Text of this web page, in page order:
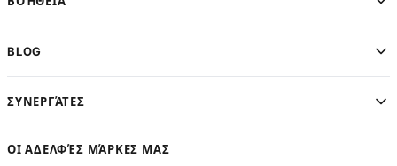
BLOG
ΣΥΝΕΡΓΆΤΕΣ
ΟΙ ΑΔΕΛΦΈΣ ΜΆΡΚΕΣ ΜΑΣ